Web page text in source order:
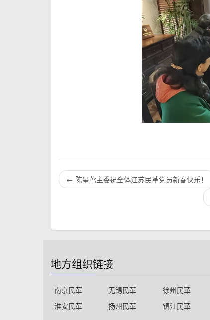
← 陈星莺主委祝全体江苏民革党员新春快乐！
地方组织链接
南京民革 无锡民革 徐州民革
淮安民革
扬州民革 镇江民革